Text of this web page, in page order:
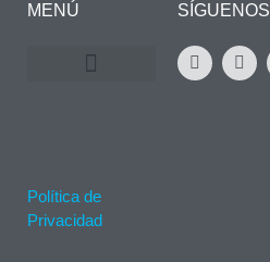
MENÚ
Política de
Privacidad
SÍGUENOS